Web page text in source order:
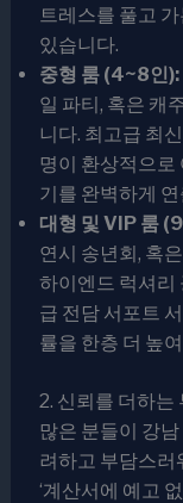
트레스를 풀고
있습니다.
중형 룸 (4~8인):
일 파티, 혹은 캐
니다. 최고급 최
명이 환상적으로
기를 완벽하게
대형 및 VIP 룸
연시 송년회, 혹
하이엔드 럭셔리
급 전담 서포트
률을 한층 더 높
2. 신뢰를 더하는
많은 분들이 강
려하고 부담스러
‘계산서에 예고